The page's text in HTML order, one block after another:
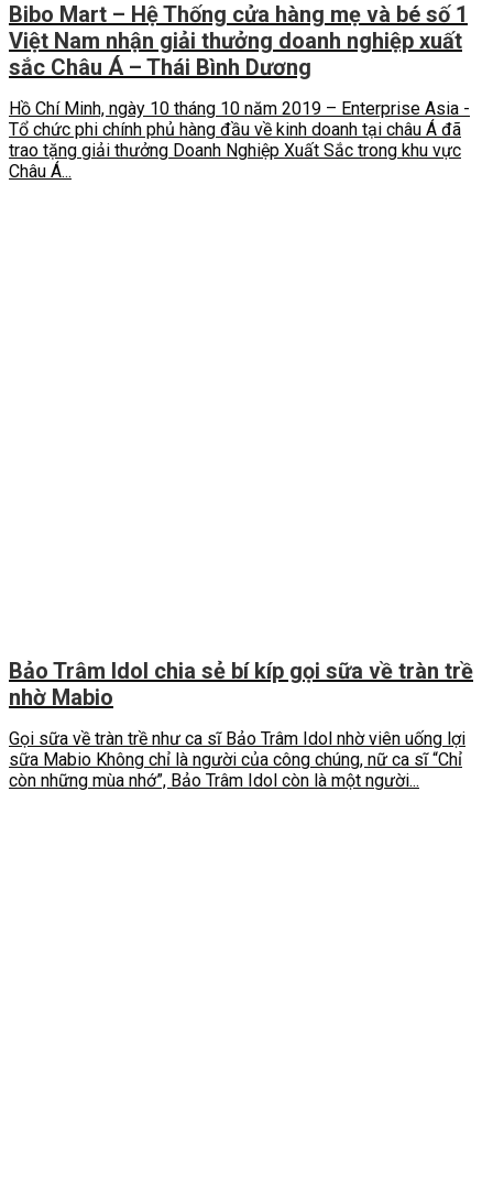
Bibo Mart – Hệ Thống cửa hàng mẹ và bé số 1
Việt Nam nhận giải thưởng doanh nghiệp xuất
sắc Châu Á – Thái Bình Dương
Hồ Chí Minh, ngày 10 tháng 10 năm 2019 – Enterprise Asia -
Tổ chức phi chính phủ hàng đầu về kinh doanh tại châu Á đã
trao tặng giải thưởng Doanh Nghiệp Xuất Sắc trong khu vực
Châu Á...
Bảo Trâm Idol chia sẻ bí kíp gọi sữa về tràn trề
nhờ Mabio
Gọi sữa về tràn trề như ca sĩ Bảo Trâm Idol nhờ viên uống lợi
sữa Mabio Không chỉ là người của công chúng, nữ ca sĩ “Chỉ
còn những mùa nhớ”, Bảo Trâm Idol còn là một người...